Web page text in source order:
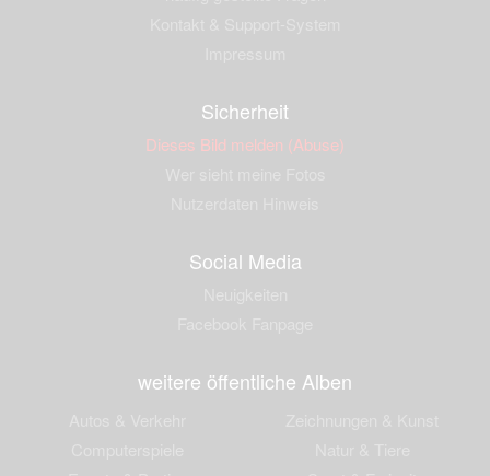
Sicherheit
Dieses Bild melden (Abuse)
Social Media
weitere öffentliche Alben